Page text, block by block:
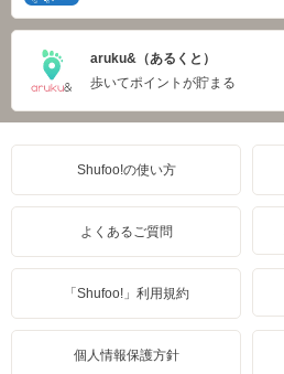
aruku&（あるくと）
歩いてポイントが貯まる
Shufoo!の使い方
よくあるご質問
「Shufoo!」利用規約
個人情報保護方針